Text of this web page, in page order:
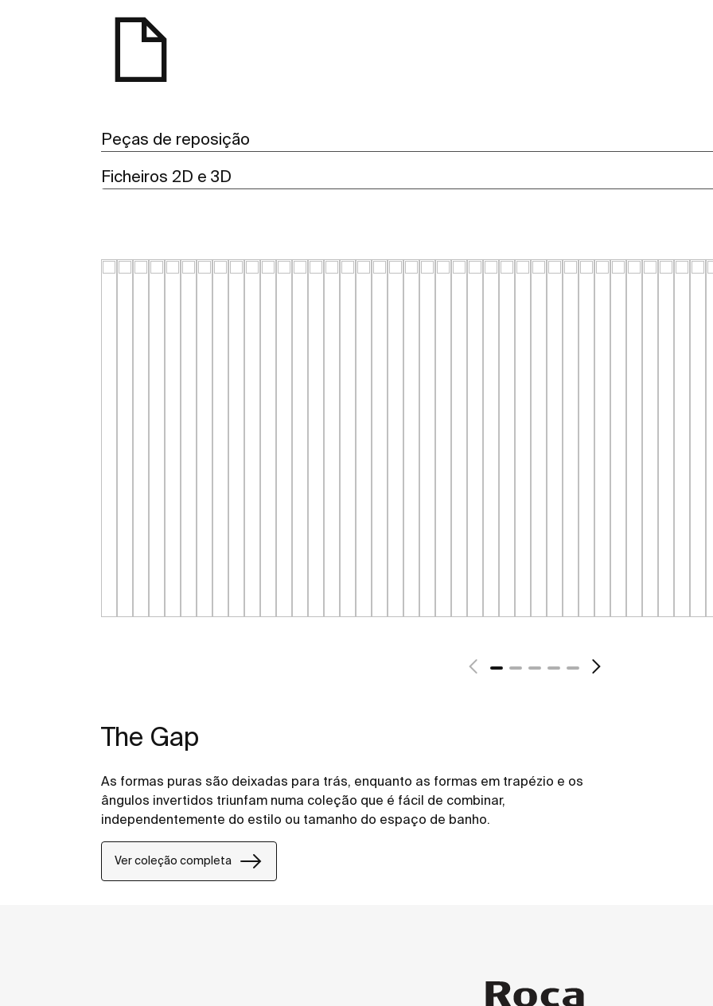
Peças de reposição
Ficheiros 2D e 3D
The Gap
As formas puras são deixadas para trás, enquanto as formas em trapézio e os
ângulos invertidos triunfam numa coleção que é fácil de combinar,
independentemente do estilo ou tamanho do espaço de banho.
Ver coleção completa